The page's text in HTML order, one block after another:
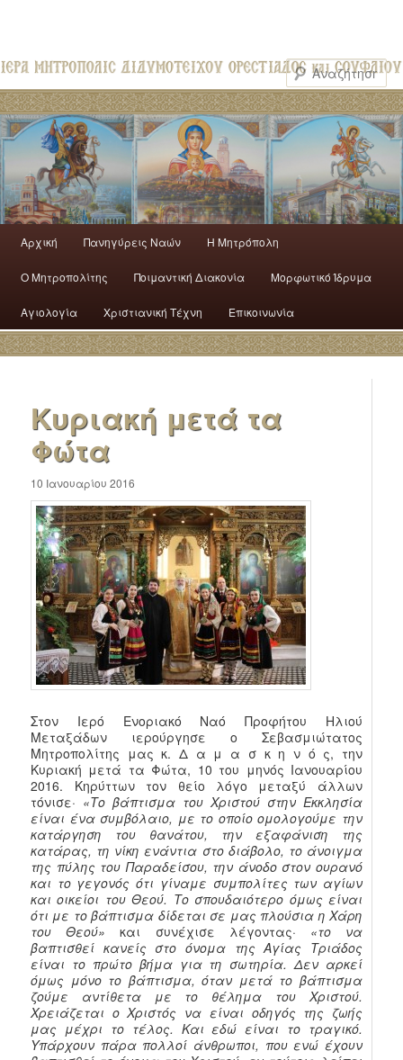
Αρχική Πανηγύρεις Ναών H Mητρόπολη
Ο Mητροπολίτης Ποιμαντική Διακονία Μορφωτικό Ίδρυμα
Αγιολογία Χριστιανική Τέχνη Επικοινωνία
Κυριακή μετά τα
Φώτα
10 Ιανουαρίου 2016
Στον Ιερό Ενοριακό Ναό Προφήτου Ηλιού
Μεταξάδων ιερούργησε ο Σεβασμιώτατος
Μητροπολίτης μας κ. Δ α μ α σ κ η ν ό ς, την
Κυριακή μετά τα Φώτα, 10 του μηνός Ιανουαρίου
2016. Κηρύττων τον θείο λόγο μεταξύ άλλων
τόνισε· «Το βάπτισμα του Χριστού στην Εκκλησία
είναι ένα συμβόλαιο, με το οποίο ομολογούμε την
κατάργηση του θανάτου, την εξαφάνιση της
κατάρας, τη νίκη ενάντια στο διάβολο, το άνοιγμα
της πύλης του Παραδείσου, την άνοδο στον ουρανό
και το γεγονός ότι γίναμε συμπολίτες των αγίων
και οικείοι του Θεού. Το σπουδαιότερο όμως είναι
ότι με το βάπτισμα δίδεται σε μας πλούσια η Χάρη
του Θεού» και συνέχισε λέγοντας· «το να
βαπτισθεί κανείς στο όνομα της Αγίας Τριάδος
είναι το πρώτο βήμα για τη σωτηρία. Δεν αρκεί
όμως μόνο το βάπτισμα, όταν μετά το βάπτισμα
ζούμε αντίθετα με το θέλημα του Χριστού.
Χρειάζεται ο Χριστός να είναι οδηγός της ζωής
μας μέχρι το τέλος. Και εδώ είναι το τραγικό.
Υπάρχουν πάρα πολλοί άνθρωποι, που ενώ έχουν